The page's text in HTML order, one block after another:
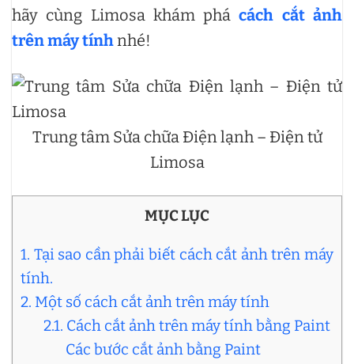
hãy cùng Limosa khám phácách cắt ảnh
trên máy tínhnhé!
Trung tâm Sửa chữa Điện lạnh – Điện tử
Limosa
MỤC LỤC
1. Tại sao cần phải biết cách cắt ảnh trên máy
tính.
2. Một số cách cắt ảnh trên máy tính
2.1. Cách cắt ảnh trên máy tính bằng Paint
Các bước cắt ảnh bằng Paint